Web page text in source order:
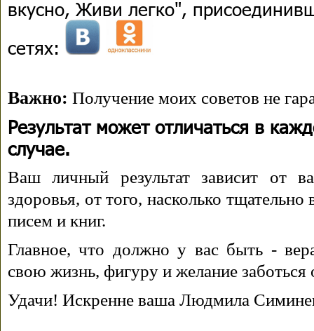
вкусно, Живи легко",
сетях:
Важно: Получение моих советов не
Результат может отличаться в
случае.
Ваш личный результат зависит от
здоровья, от того, насколько
писем и книг.
Главное, что должно у вас быть -
свою жизнь, фигуру и желание заботься
Удачи! Искренне ваша Людмила